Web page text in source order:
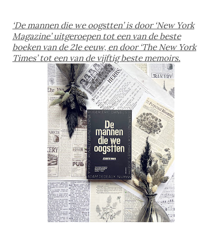
‘De mannen die we oogstten’ is door ‘New York
Magazine’ uitgeroepen tot een van de beste
boeken van de 21e eeuw, en door ‘The New York
Times’ tot een van de vijftig beste memoirs.